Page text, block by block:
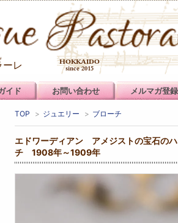
レ
イド お問い合わせ メルマガ登録
TOP > ジュエリー > ブローチ
エドワーディアン アメジストの宝石の
チ 1908年～1909年